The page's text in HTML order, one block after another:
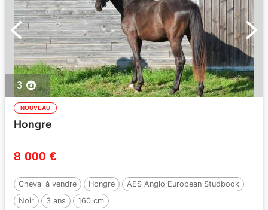
3
NOUVEAU
Hongre
8 000 €
Cheval à vendre Hongre
AES Anglo European Studbook
Noir
3 ans 160 cm